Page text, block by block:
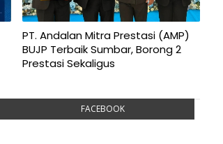
PT. Andalan Mitra Prestasi (AMP)
BUJP Terbaik Sumbar, Borong 2
Prestasi Sekaligus
FACEBOOK